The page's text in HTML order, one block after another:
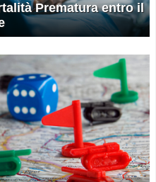
Prematura entro il